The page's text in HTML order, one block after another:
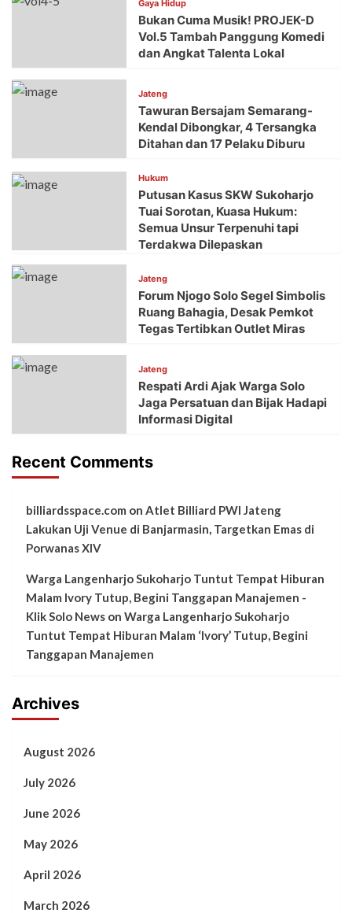
Gaya Hidup
Bukan Cuma Musik! PROJEK-D
Vol.5 Tambah Panggung Komedi
dan Angkat Talenta Lokal
Jateng
Tawuran Bersajam Semarang-
Kendal Dibongkar, 4 Tersangka
Ditahan dan 17 Pelaku Diburu
Hukum
Putusan Kasus SKW Sukoharjo
Tuai Sorotan, Kuasa Hukum:
Semua Unsur Terpenuhi tapi
Terdakwa Dilepaskan
Jateng
Forum Njogo Solo Segel Simbolis
Ruang Bahagia, Desak Pemkot
Tegas Tertibkan Outlet Miras
Jateng
Respati Ardi Ajak Warga Solo
Jaga Persatuan dan Bijak Hadapi
Informasi Digital
Recent Comments
billiardsspace.com on Atlet Billiard PWI Jateng
Lakukan Uji Venue di Banjarmasin, Targetkan Emas di
Porwanas XIV
Warga Langenharjo Sukoharjo Tuntut Tempat Hiburan
Malam Ivory Tutup, Begini Tanggapan Manajemen -
Klik Solo News on Warga Langenharjo Sukoharjo
Tuntut Tempat Hiburan Malam ‘Ivory’ Tutup, Begini
Tanggapan Manajemen
Archives
August 2026
July 2026
June 2026
May 2026
April 2026
March 2026